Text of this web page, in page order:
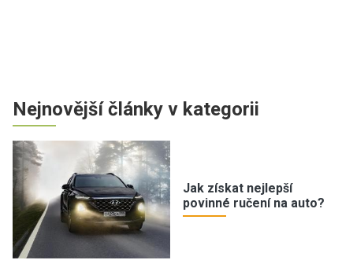
Nejnovější články v kategorii
Jak získat nejlepší
povinné ručení na auto?